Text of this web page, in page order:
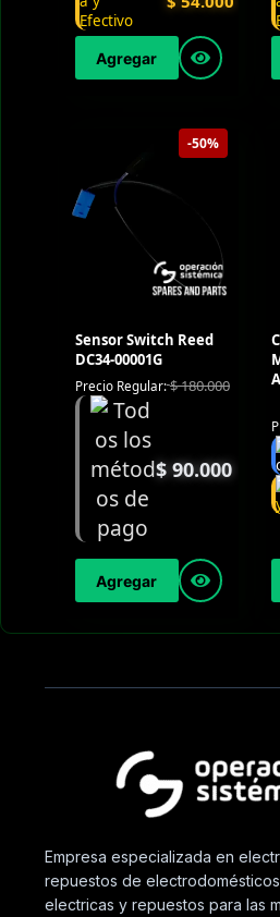
Agregar
-50%
Sensor Switch Reed
DC34-00001G
Precio Regular:$180.000
$90.000
Agregar
Empresa especializada en
repuestos de
electricas y repuestos para las